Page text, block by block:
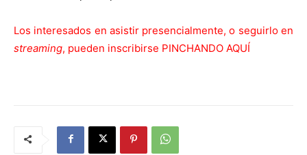
Los interesados en asistir presencialmente, o seguirlo en
streaming, pueden inscribirse PINCHANDO AQUÍ